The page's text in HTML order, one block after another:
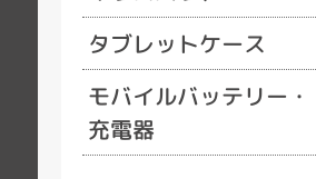
タブレットケース
モバイルバッテリー・
充電器